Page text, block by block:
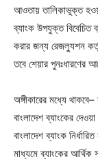
আওতায় তালিকাভুক্ত
ব্যাংক উপযুক্ত বিবেচিত
করার জন্য রেজল্যুশন
তবে শেয়ার পুনঃধারণের
অঙ্গীকারের মধ্যে
বাংলাদেশ ব্যাংকের
বাংলাদেশ ব্যাংক
মাধ্যমে ব্যাংকের আর্থিক